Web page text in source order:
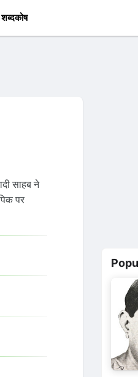
शब्दकोष
साहब ने
पर